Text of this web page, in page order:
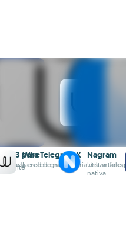
para Telegram X
en Telegram
Wire
La red de mensajería
Nagram
Utiliza
nativa